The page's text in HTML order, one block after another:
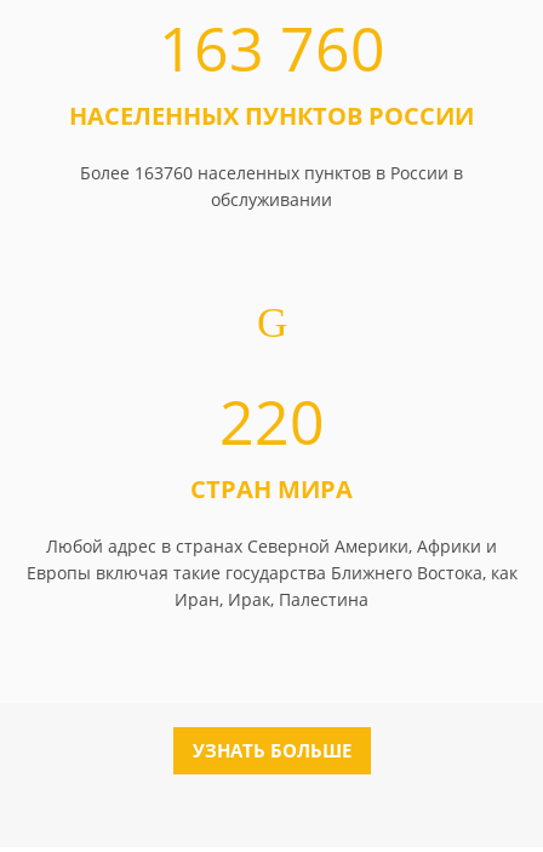
163 760
НАСЕЛЕННЫХ ПУНКТОВ РОССИИ
Более 163760 населенных пунктов в России в
обслуживании
220
СТРАН МИРА
Любой адрес в странах Северной Америки, Африки и
Европы включая такие государства Ближнего Востока, как
Иран, Ирак, Палестина
УЗНАТЬ БОЛЬШЕ